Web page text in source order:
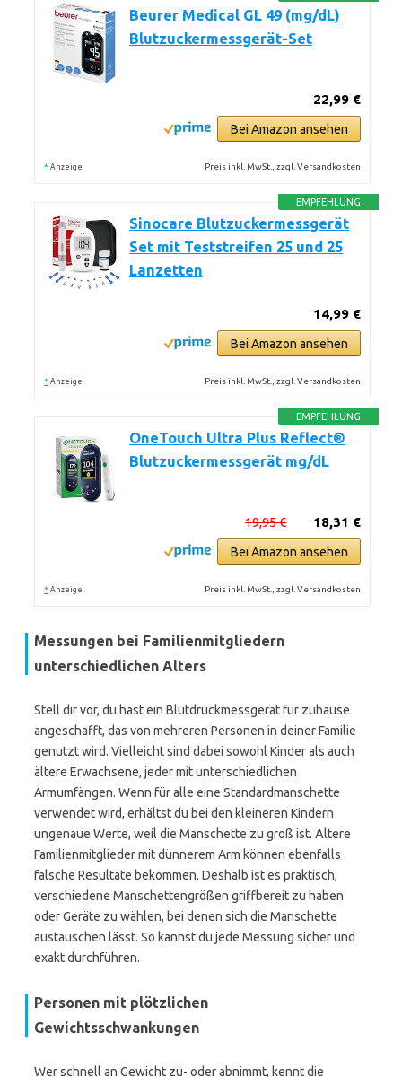
Beurer Medical GL 49 (mg/dL)
Blutzuckermessgerät-Set
22,99 €
Bei Amazon ansehen
* Anzeige Preis inkl. MwSt., zzgl. Versandkosten
EMPFEHLUNG
Sinocare Blutzuckermessgerät
Set mit Teststreifen 25 und 25
Lanzetten
14,99 €
Bei Amazon ansehen
* Anzeige Preis inkl. MwSt., zzgl. Versandkosten
EMPFEHLUNG
OneTouch Ultra Plus Reflect®
Blutzuckermessgerät mg/dL
18,31 €
19,95 €
Bei Amazon ansehen
* Anzeige Preis inkl. MwSt., zzgl. Versandkosten
Messungen bei Familienmitgliedern
unterschiedlichen Alters
Stell dir vor, du hast ein Blutdruckmessgerät für zuhause
angeschafft, das von mehreren Personen in deiner Familie
genutzt wird. Vielleicht sind dabei sowohl Kinder als auch
ältere Erwachsene, jeder mit unterschiedlichen
Armumfängen. Wenn für alle eine Standardmanschette
verwendet wird, erhältst du bei den kleineren Kindern
ungenaue Werte, weil die Manschette zu groß ist. Ältere
Familienmitglieder mit dünnerem Arm können ebenfalls
falsche Resultate bekommen. Deshalb ist es praktisch,
verschiedene Manschettengrößen griffbereit zu haben
oder Geräte zu wählen, bei denen sich die Manschette
austauschen lässt. So kannst du jede Messung sicher und
exakt durchführen.
Personen mit plötzlichen
Gewichtsschwankungen
Wer schnell an Gewicht zu- oder abnimmt, kennt die